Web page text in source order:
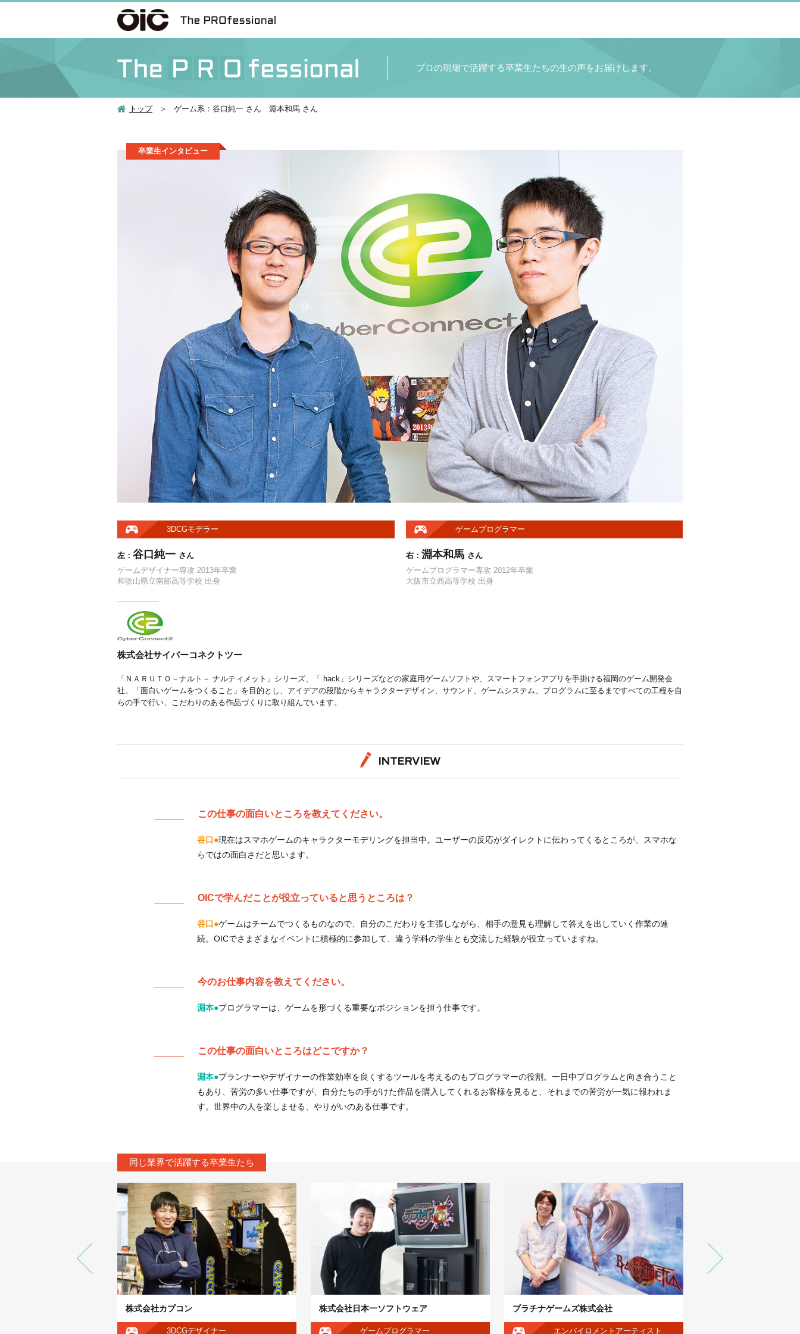
プロの現場で活躍する卒業生たちの生の声をお届けします。
トップ ゲーム系：谷口純一 さん 淵本和馬 さん
卒業生インタビュー
3DCGモデラー
左： 谷口純一 さん
ゲームデザイナー専攻 2013年卒業
和歌山県立南部高等学校 出身
ゲームプログラマー
右： 淵本和馬 さん
ゲームプログラマー専攻 2012年卒業
大阪市立西高等学校 出身
株式会社サイバーコネクトツー
「ＮＡＲＵＴＯ－ナルト－ ナルティメット」シリーズ、「.hack」シリーズなどの家庭用ゲームソフトや、スマートフォンアプリを手掛ける福岡のゲーム開発会
社。「面白いゲームをつくること」を目的とし、アイデアの段階からキャラクターデザイン、サウンド、ゲームシステム、プログラムに至るまですべての工程を自
らの手で行い、こだわりのある作品づくりに取り組んでいます。
INTERVIEW
この仕事の面白いところを教えてください。
谷口
現在はスマホゲームのキャラクターモデリングを担当中。ユーザーの反応がダイレクトに伝わってくるところが、スマホな
らではの面白さだと思います。
OICで学んだことが役立っていると思うところは？
谷口
ゲームはチームでつくるものなので、自分のこだわりを主張しながら、相手の意見も理解して答えを出していく作業の連
続。OICでさまざまなイベントに積極的に参加して、違う学科の学生とも交流した経験が役立っていますね。
今のお仕事内容を教えてください。
淵本 プログラマーは、ゲームを形づくる重要なポジションを担う仕事です。
この仕事の面白いところはどこですか？
淵本 プランナーやデザイナーの作業効率を良くするツールを考えるのもプログラマーの役割。一日中プログラムと向き合うこと
もあり、苦労の多い仕事ですが、自分たちの手がけた作品を購入してくれるお客様を見ると、それまでの苦労が一気に報われま
す。世界中の人を楽しませる、やりがいのある仕事です。
同じ業界で活躍する卒業生たち
株式会社カプコン
3DCGデザイナー
株式会社日本一ソフトウェア
ゲームプログラマー
プラチナゲームズ株式会社
エンバイロメントアーティスト